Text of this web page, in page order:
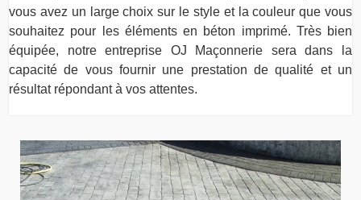
vous avez un large choix sur le style et la couleur que vous
souhaitez pour les éléments en béton imprimé. Très bien
équipée, notre entreprise OJ Maçonnerie sera dans la
capacité de vous fournir une prestation de qualité et un
résultat répondant à vos attentes.